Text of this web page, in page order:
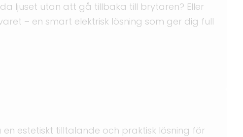
ljuset utan att gå tillbaka till brytaren? Eller
– en smart elektrisk lösning som ger dig full
estetiskt tilltalande och praktisk lösning för